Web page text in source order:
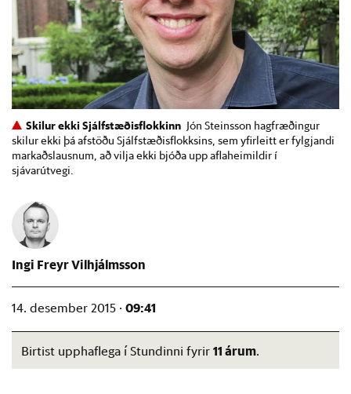
Skilur ekki Sjálfstæðisflokkinn Jón Steinsson hagfræðingur
skilur ekki þá afstöðu Sjálfstæðisflokksins, sem yfirleitt er fylgjandi
markaðslausnum, að vilja ekki bjóða upp aflaheimildir í
sjávarútvegi.
Ingi Freyr Vilhjálmsson
14. desember 2015 · 09:41
Birtist upphaflega í Stundinni fyrir 11 árum.